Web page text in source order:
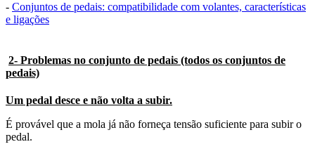
- Conjuntos de pedais: compatibilidade com volantes, características
e ligações
2- Problemas no conjunto de pedais (todos os conjuntos de
pedais)
Um pedal desce e não volta a subir.
É provável que a mola já não forneça tensão suficiente para subir o
pedal.